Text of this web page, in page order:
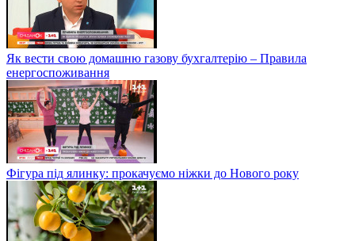
Як вести свою домашню газову бухгалтерію – Правила
енергоспоживання
Фігура під ялинку: прокачуємо ніжки до Нового року